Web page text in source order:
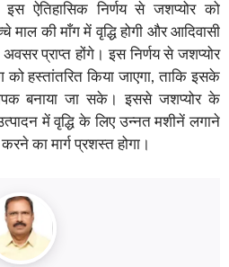
ऐतिहासिक निर्णय से जशप्योर को
माल की माँग में वृद्धि होगी और आदिवासी
प्राप्त होंगे। इस निर्णय से जशप्योर
को हस्तांतरित किया जाएगा, ताकि इसके
बनाया जा सके। इससे जशप्योर के
में वृद्धि के लिए उन्नत मशीनें लगाने
का मार्ग प्रशस्त होगा।